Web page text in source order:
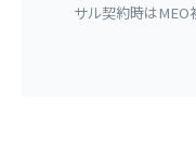
サル契約時はMEO